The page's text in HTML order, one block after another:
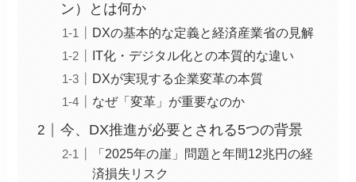
ン）とは何か
DXの基本的な定義と経済産業省の見解
IT化・デジタル化との本質的な違い
DXが実現する企業変革の本質
なぜ「変革」が重要なのか
今、DX推進が必要とされる5つの背景
「2025年の崖」問題と年間12兆円の経
済損失リスク